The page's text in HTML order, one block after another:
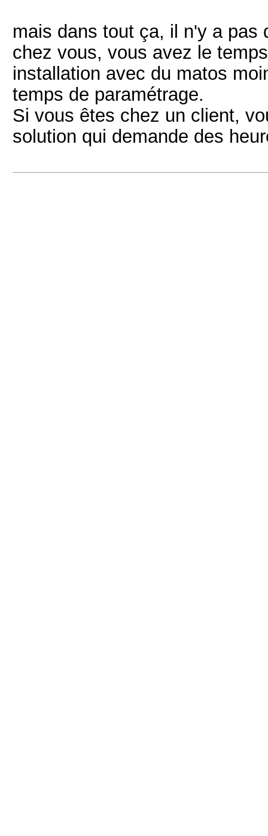
mais dans tout ça, il n'y a pas
chez vous, vous avez le
installation avec du matos
temps de paramétrage.
Si vous êtes chez un client,
solution qui demande des